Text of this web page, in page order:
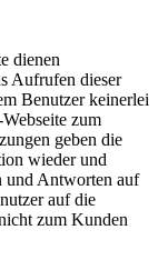
dienen
Aufrufen dieser
Benutzer keinerlei
zum
geben die
wieder und
und Antworten auf
auf die
zum Kunden